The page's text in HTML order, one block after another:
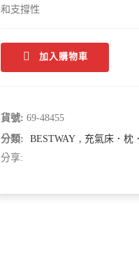
和支撐性
加入購物車
貨號: 69-48455
分類:
BESTWAY , 充氣床．枕
分享: